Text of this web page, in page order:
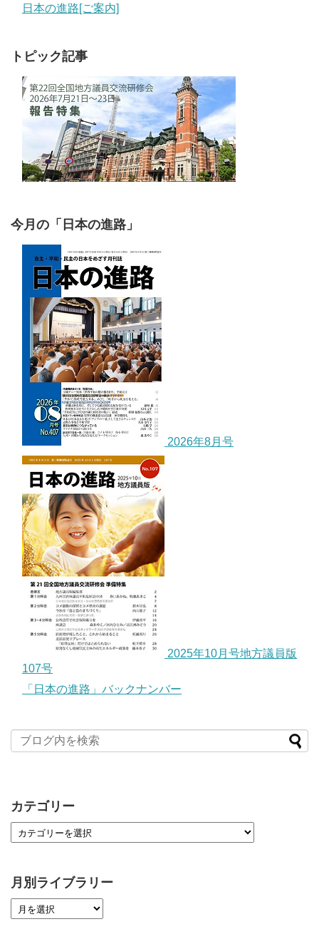
日本の進路[ご案内]
トピック記事
今月の「日本の進路」
2026年8月号
2025年10月号地方議員版
107号
「日本の進路」バックナンバー
カテゴリー
月別ライブラリー